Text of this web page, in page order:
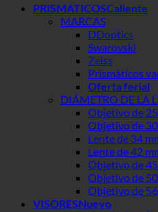
PRISMATICOS
MARCAS
DDoptics
Swarovski
Zeiss
Prismáticos
Oferta ferial
DIÁMETRO DE LA
Objetivo de
Objetivo de
Lente de 34
Lente de 42
Objetivo de
Objetivo de
Objetivo de
VISORES